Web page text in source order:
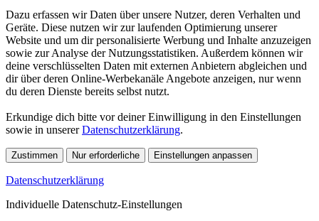
Dazu erfassen wir Daten über unsere Nutzer, deren Verhalten und
Geräte. Diese nutzen wir zur laufenden Optimierung unserer
Website und um dir personalisierte Werbung und Inhalte anzuzeigen
sowie zur Analyse der Nutzungsstatistiken. Außerdem können wir
deine verschlüsselten Daten mit externen Anbietern abgleichen und
dir über deren Online-Werbekanäle Angebote anzeigen, nur wenn
du deren Dienste bereits selbst nutzt.
Erkundige dich bitte vor deiner Einwilligung in den Einstellungen
sowie in unsererDatenschutzerklärung.
Zustimmen Nur erforderliche Einstellungen anpassen
Datenschutzerklärung
Individuelle Datenschutz-Einstellungen